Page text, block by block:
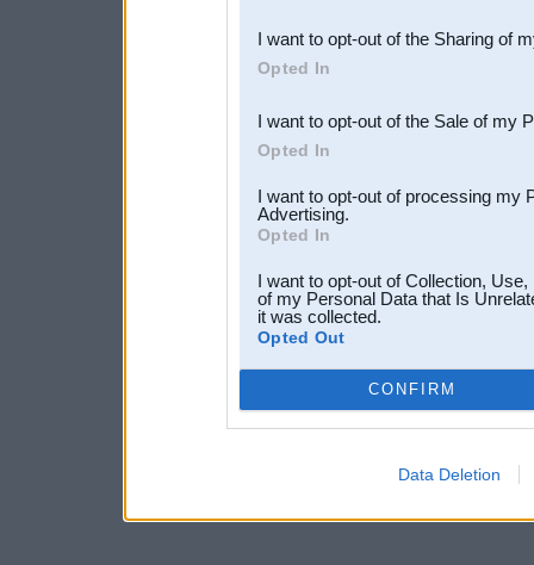
Downstream Participants
third parties.
I want to opt-out of the Sharing of
Opted In
I want to opt-out of the Sale of my
Opted In
I want to opt-out of processing my
Advertising.
Opted In
I want to opt-out of Collection,
of my Personal Data that Is
it was collected.
Opted Out
CONFIRM
Data Deletion